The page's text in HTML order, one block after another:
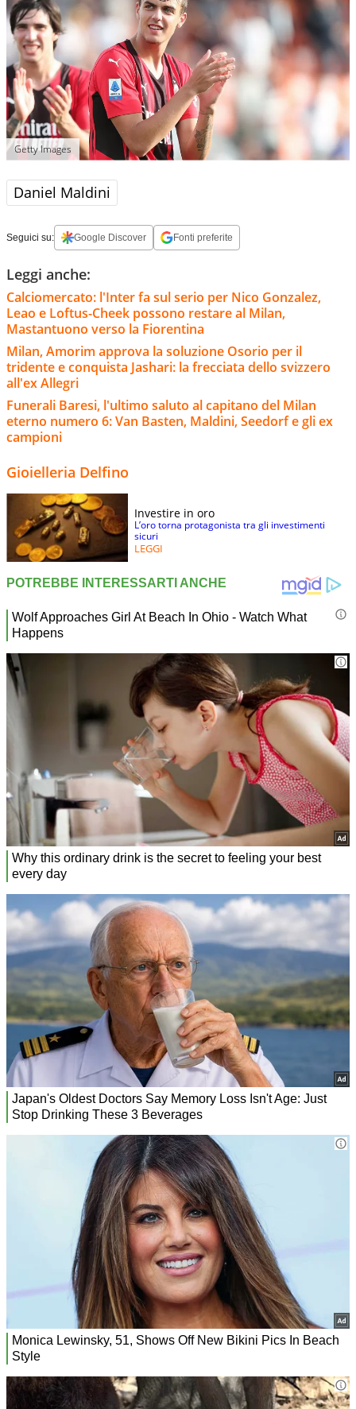
Getty Images
Daniel Maldini
Seguici su: Google Discover Fonti preferite
Leggi anche:
Calciomercato: l'Inter fa sul serio per Nico Gonzalez,
Leao e Loftus-Cheek possono restare al Milan,
Mastantuono verso la Fiorentina
Milan, Amorim approva la soluzione Osorio per il
tridente e conquista Jashari: la frecciata dello svizzero
all'ex Allegri
Funerali Baresi, l'ultimo saluto al capitano del Milan
eterno numero 6: Van Basten, Maldini, Seedorf e gli ex
campioni
Gioielleria Delfino
Investire in oro
L’oro torna protagonista tra gli investimenti
sicuri
LEGGI